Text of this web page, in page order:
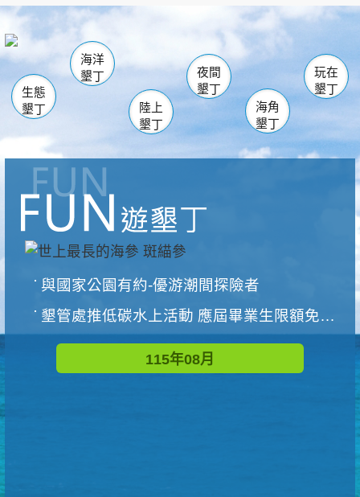
南仁湖
海生館
恆春 佳樂水
龍鑾潭自然中心 森林遊樂區
瓊麻館
關山 墾管處遊客中心
社頂公園 風吹沙
船帆石
白砂 龍磐公園
香蕉灣
砂島
鵝鑾鼻
生態
墾丁
海洋
墾丁
陸上
墾丁
夜間
墾丁
海角
墾丁
玩在
墾丁
與國家公園有約-優游潮間探險者
墾管處推低碳水上活動 應屆畢業生限額免費參加
115年08月